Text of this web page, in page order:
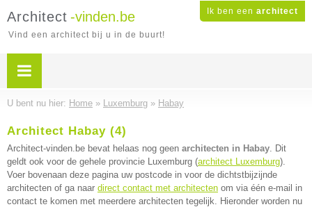
Ik ben een architect
Architect -vinden.be
Vind een architect bij u in de buurt!
U bent nu hier: Home » Luxemburg » Habay
Architect Habay (4)
Architect-vinden.be bevat helaas nog geen architecten in Habay. Dit
geldt ook voor de gehele provincie Luxemburg (architect Luxemburg).
Voer bovenaan deze pagina uw postcode in voor de dichtstbijzijnde
architecten of ga naar direct contact met architecten om via één e-mail in
contact te komen met meerdere architecten tegelijk. Hieronder worden nu